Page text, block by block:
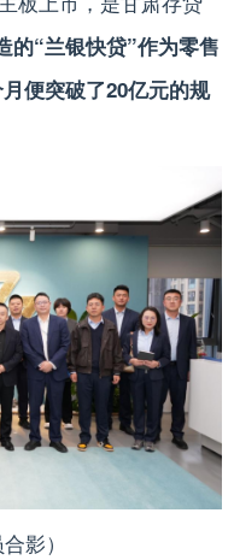
的“兰银快贷”作为零售
便突破了20亿元的规
影）